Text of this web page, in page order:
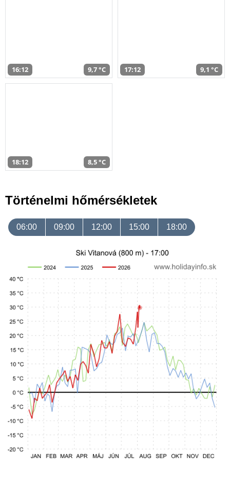
16:12 9,7 °C 17:12 9,1 °C
18:12 8,5 °C
Történelmi hőmérsékletek
06:00 09:00 12:00 15:00 18:00